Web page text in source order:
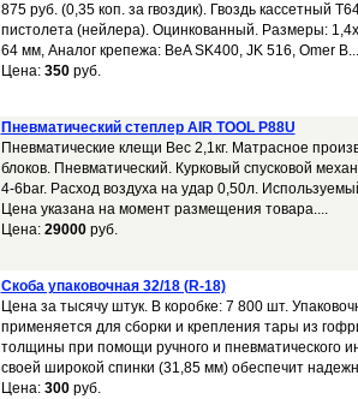
875 руб. (0,35 коп. за гвоздик). Гвоздь кассетный
пистолета (нейлера). Оцинкованный. Размеры:
64 мм, Аналог крепежа: BeA SK400, JK 516, Omer B...
Цена: 350руб.
Пневматический степлер AIR TOOL P88U
Пневматические клещи Вес 2,1кг. Матрасное
блоков. Пневматический. Курковый спусковой
4-6bar. Расход воздуха на удар 0,50л.
Цена указана на момент размещения товара....
Цена: 29000руб.
Скоба упаковочная 32/18 (R-18)
Цена за тысячу штук. В коробке: 7 800 шт.
применяется для сборки и крепления тары из
толщины при помощи ручного и пневматического
своей широкой спинки (31,85 мм) обеспечит
Цена: 300руб.